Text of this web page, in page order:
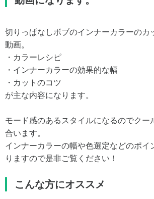
切りっぱなしボブのインナーカラーのカ
動画。
・カラーレシピ
・インナーカラーの効果的な幅
・カットのコツ
が主な内容になります。
モード感のあるスタイルになるのでクー
合います。
インナーカラーの幅や色選定などのポイ
りますので是非ご覧ください！
こんな方にオススメ